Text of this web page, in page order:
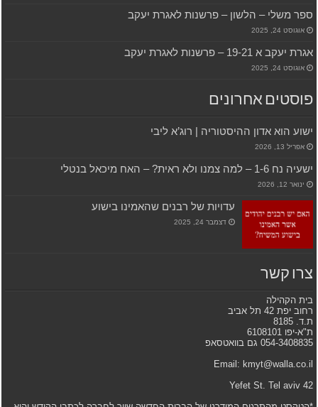
ספר משלי – הלשון – פרשנות לאגרת יעקב
אוגוסט 24, 2025
אגרת יעקב א 19-21 – פרשנות לאגרת יעקב
אוגוסט 24, 2025
פוסטים אחרונים
ישוע הוא אדון ההיסטוריה | רוג’א ליבי
אפריל 13, 2026
ישעיה נח 1-6 – למה צמנו ולא ראית? – האח מיכאל בנטלי
ינואר 12, 2026
עדויות של רבנים שהאמינו בישוע
דצמבר 24, 2025
צרו קשר
בית הקהילה
רחוב יפת 42 תל אביב
ת.ד. 8185
ת"א-יפו 6108101
054-3408835 גם בוואטסאפ
Email: kmyt@walla.co.il
42 Yefet St. Tel aviv